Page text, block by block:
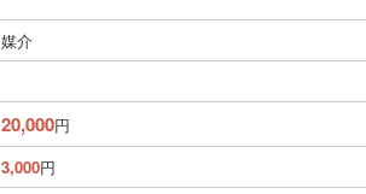
媒介
20,000円
3,000円